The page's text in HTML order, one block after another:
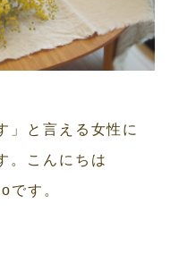
」と言える女性に
。こんにちは
す。